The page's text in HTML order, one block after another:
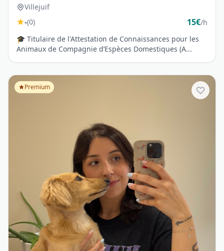
Villejuif
-(0) 15€/h
🎓 Titulaire de l'Attestation de Connaissances pour les
Animaux de Compagnie d’Espèces Domestiques (A...
Premium